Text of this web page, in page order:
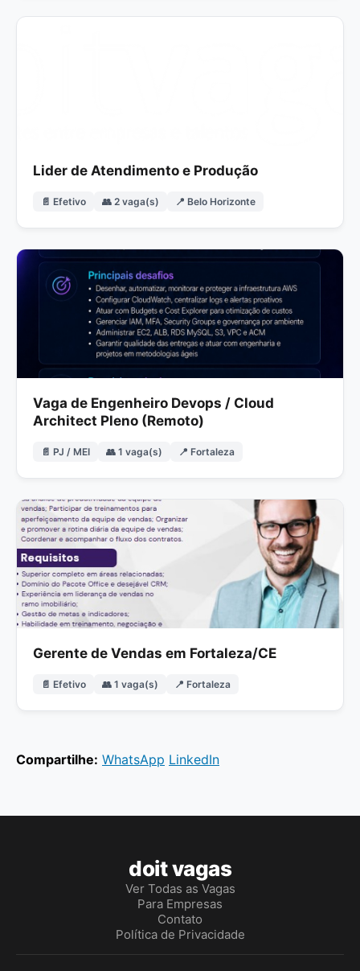
Lider de Atendimento e Produção
📄 Efetivo 👥 2 vaga(s) 📍 Belo Horizonte
Vaga de Engenheiro Devops / Cloud
Architect Pleno (Remoto)
📄 PJ / MEI 👥 1 vaga(s) 📍 Fortaleza
Gerente de Vendas em Fortaleza/CE
📄 Efetivo 👥 1 vaga(s) 📍 Fortaleza
Compartilhe: WhatsApp LinkedIn
doit vagas
Ver Todas as Vagas
Para Empresas
Contato
Política de Privacidade